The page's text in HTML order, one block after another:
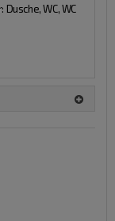
Dusche, WC, WC